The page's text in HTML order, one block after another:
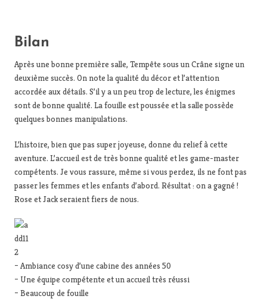
Bilan
Après une bonne première salle, Tempête sous un Crâne signe un
deuxième succès. On note la qualité du décor et l’attention
accordée aux détails. S’il y a un peu trop de lecture, les énigmes
sont de bonne qualité. La fouille est poussée et la salle possède
quelques bonnes manipulations.
L’histoire, bien que pas super joyeuse, donne du relief à cette
aventure. L’accueil est de très bonne qualité et les game-master
compétents. Je vous rassure, même si vous perdez, ils ne font pas
passer les femmes et les enfants d’abord. Résultat : on a gagné !
Rose et Jack seraient fiers de nous.
– Ambiance cosy d’une cabine des années 50
– Une équipe compétente et un accueil très réussi
– Beaucoup de fouille